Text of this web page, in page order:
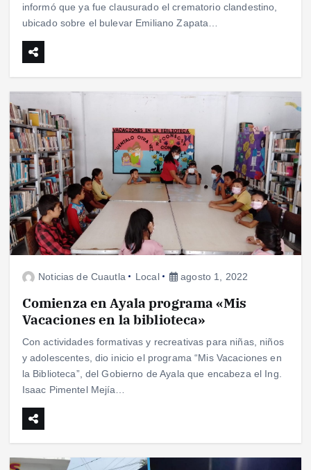
informó que ya fue clausurado el crematorio clandestino,
ubicado sobre el bulevar Emiliano Zapata…
Noticias de Cuautla Local agosto 1, 2022
Comienza en Ayala programa «Mis
Vacaciones en la biblioteca»
Con actividades formativas y recreativas para niñas, niños
y adolescentes, dio inicio el programa “Mis Vacaciones en
la Biblioteca”, del Gobierno de Ayala que encabeza el Ing.
Isaac Pimentel Mejía…